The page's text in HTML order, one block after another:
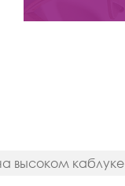
высоком каблуке